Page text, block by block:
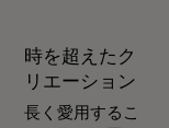
時を超えたク
リエーション
長く愛用するこ